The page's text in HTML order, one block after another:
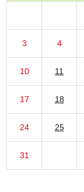
3 4
10 11
17 18
24 25
31